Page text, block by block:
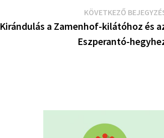
KÖVETKEZŐ
Kirándulás a Zamenhof-kilátóhoz és
Eszperantó-